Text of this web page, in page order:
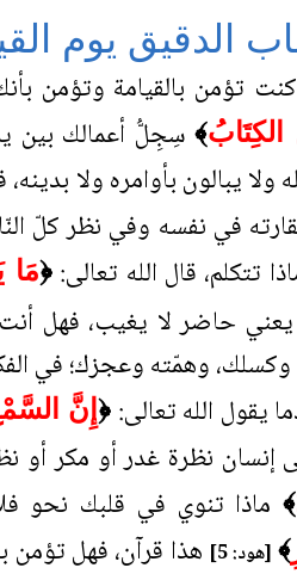
الدقيق يوم
كنت تؤمن بالقيامة وتؤمن
﴾سِجِلُّ أعمالك بين
ولا يبالون بأوامره ولا
في نفسه وفي نظر كلّ
تتكلم، قال الله تعالى:﴿مَا
يعني حاضر لا يغيب، فهل
وكسلك، وهمّته وعجزك؛ في
يقول الله تعالى: ﴿إِنَّ
إنسان نظرة غدر أو مكر أو
﴾ماذا تنوي في قلبك نحو
﴾ [هود: 5] هذا قرآن، فهل تؤمن